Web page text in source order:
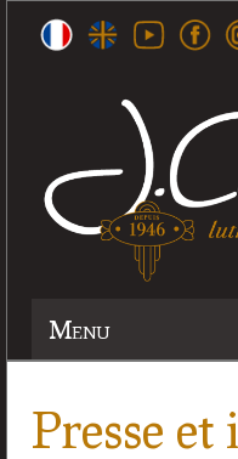
Menu
Atelier
Presse